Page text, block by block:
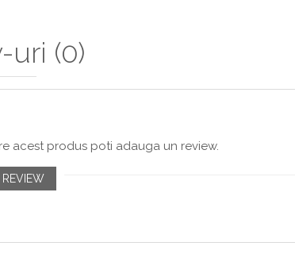
uri (0)
acest produs poti adauga un review.
REVIEW